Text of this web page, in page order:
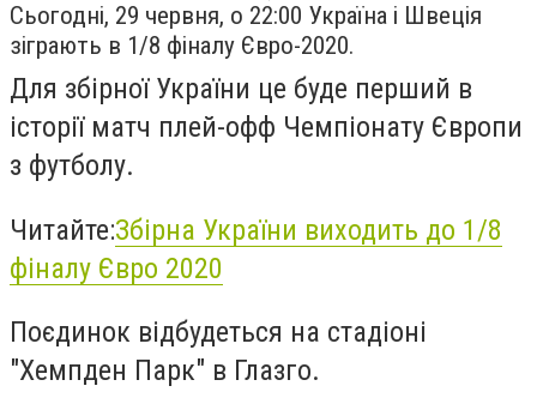
Сьогодні, 29 червня, о 22:00 Україна і Швеція
зіграють в 1/8 фіналу Євро-2020.
Для збірної України це буде перший в
історії матч плей-офф Чемпіонату Європи
з футболу.
Читайте:Збірна України виходить до 1/8
фіналу Євро 2020
Поєдинок відбудеться на стадіоні
"Хемпден Парк" в Глазго.